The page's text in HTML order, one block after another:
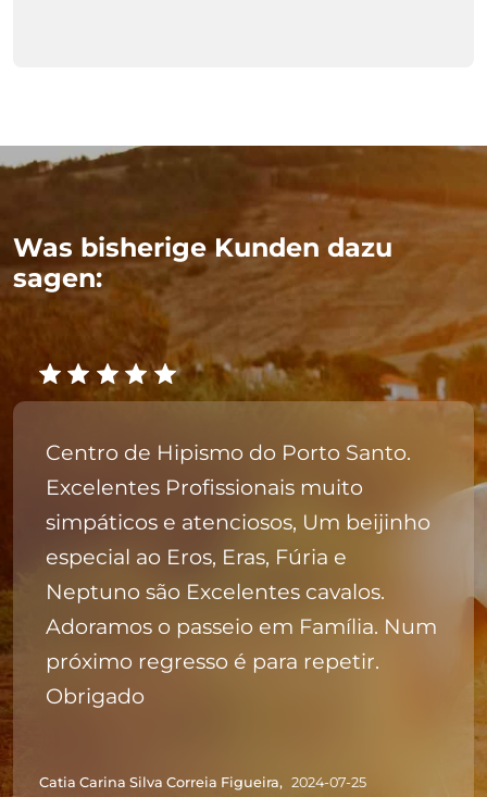
Was bisherige Kunden dazu
sagen:
Centro de Hipismo do Porto Santo.
Excelentes Profissionais muito
simpáticos e atenciosos, Um beijinho
especial ao Eros, Eras, Fúria e
Neptuno são Excelentes cavalos.
Adoramos o passeio em Família. Num
próximo regresso é para repetir.
Obrigado
Catia Carina Silva Correia Figueira, 2024-07-25